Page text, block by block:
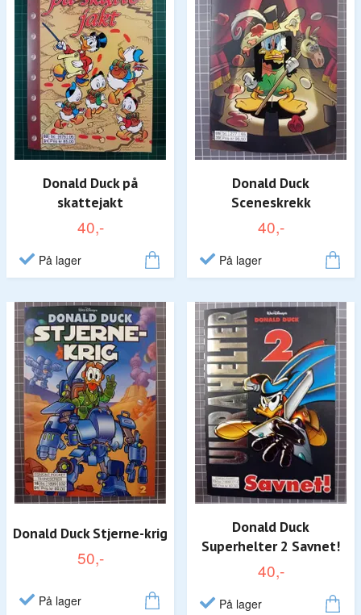
Donald Duck på
skattejakt
40,-
På lager
Donald Duck
Sceneskrekk
40,-
På lager
Donald Duck Stjerne-krig
50,-
På lager
Donald Duck
Superhelter 2 Savnet!
40,-
På lager